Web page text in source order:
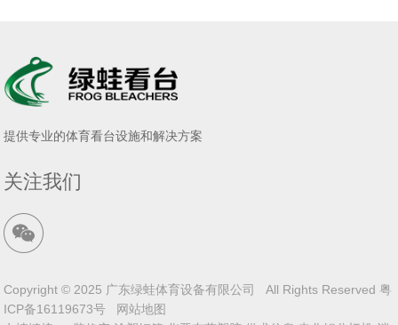
提供专业的体育看台设施和解决方案
关注我们
Copyright © 2025 广东绿蛙体育设备有限公司 All Rights Reserved 粤
ICP备16119673号
网站地图